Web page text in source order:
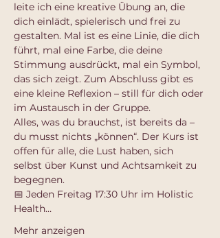
leite ich eine kreative Übung an, die
dich einlädt, spielerisch und frei zu
gestalten. Mal ist es eine Linie, die dich
führt, mal eine Farbe, die deine
Stimmung ausdrückt, mal ein Symbol,
das sich zeigt. Zum Abschluss gibt es
eine kleine Reflexion – still für dich oder
im Austausch in der Gruppe.
Alles, was du brauchst, ist bereits da –
du musst nichts „können“. Der Kurs ist
offen für alle, die Lust haben, sich
selbst über Kunst und Achtsamkeit zu
begegnen.
📅 Jeden Freitag 17:30 Uhr im Holistic
Health…
Mehr anzeigen